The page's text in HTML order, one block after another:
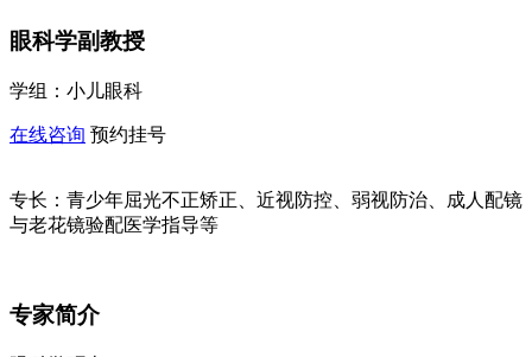
眼科学副教授
学组： 小儿眼科
在线咨询 预约挂号
专长： 青少年屈光不正矫正、近视防控、弱视防治、成人配镜
与老花镜验配医学指导等
专家简介